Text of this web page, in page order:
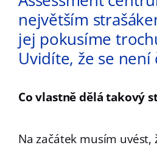
největším
jej pokusíme
Uvidíte, že se není
Co vlastně dělá takový
Na začátek musím uvést,